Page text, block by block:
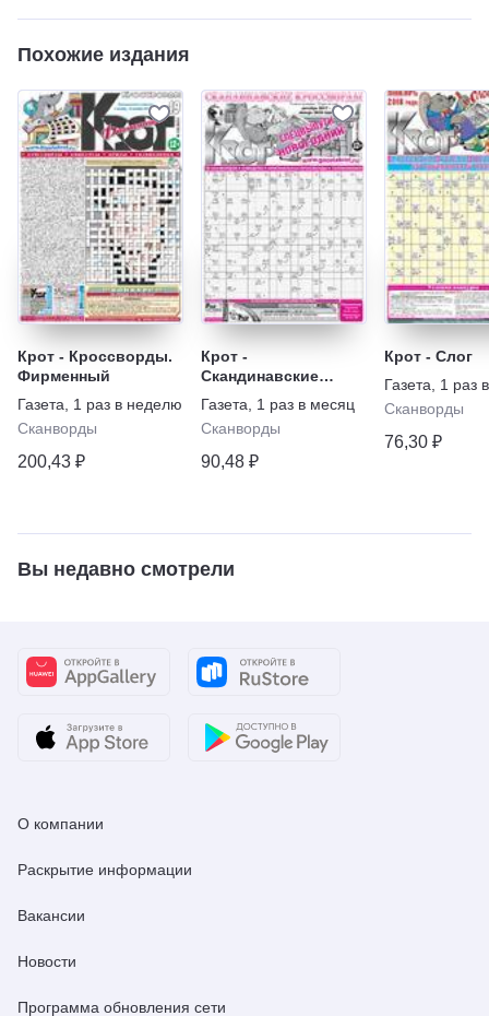
Похожие издания
Крот - Кроссворды.
Фирменный
Газета
1 раз в неделю
Сканворды
200,43 ₽
Крот -
Скандинавские
кроссворды.
Спецвыпуск
Газета
1 раз в месяц
Сканворды
90,48 ₽
Крот - Слог
Газета
1 раз
Сканворды
76,30 ₽
Вы недавно смотрели
О компании
Раскрытие информации
Вакансии
Новости
Программа обновления сети